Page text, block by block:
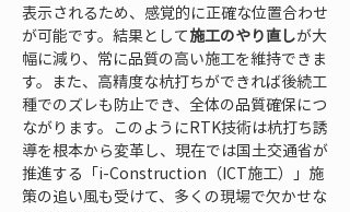
表示されるため、感覚的に正確な位置合わせ
が可能です。結果として施工のやり直しが大
幅に減り、常に品質の高い施工を維持できま
す。また、高精度な杭打ちができれば後続工
種でのズレも防止でき、全体の品質確保につ
ながります。このようにRTK技術は杭打ち誘
導を根本から変革し、現在では国土交通省が
推進する「i-Construction（ICT施工）」施
策の追い風も受けて、多くの現場で欠かせな